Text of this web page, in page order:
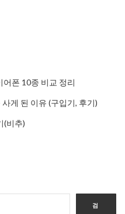
폰 10종 비교 정리
게 된 이유 (구입기, 후기)
(비추)
검